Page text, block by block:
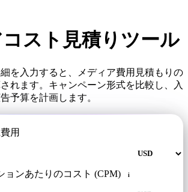
スト見積りツール
を入力すると、メディア費用見積もりの​​
れます。キャンペーン形式を比較し、入
予算を計画します。
用
ョンあたりのコスト (CPM) i